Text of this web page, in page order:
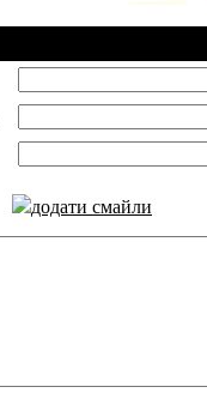
додати смайли